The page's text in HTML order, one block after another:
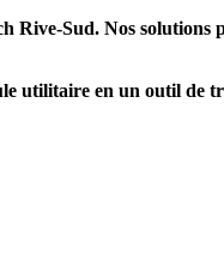
Sud. Nos solutions
utilitaire en un outil de